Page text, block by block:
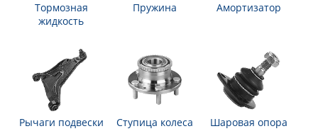
Тормозная
жидкость
Пружина Амортизатор
Рычаги подвески Ступица колеса Шаровая опора